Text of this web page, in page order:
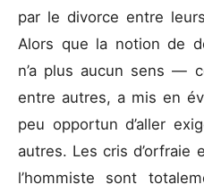
par le divorce entre
Alors que la notion de
n’a plus aucun sens —
entre autres, a mis en
peu opportun d’aller
autres. Les cris
l’hommiste sont